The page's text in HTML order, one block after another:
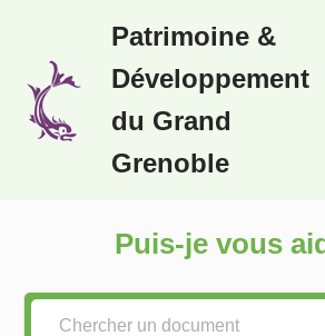
au
contenu
Patrimoine &
Développement
du Grand
Grenoble
Puis-je vous